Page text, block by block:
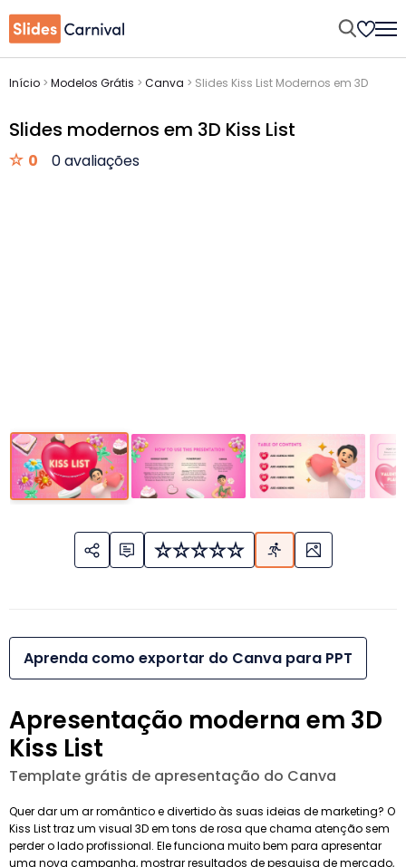
Início > Modelos Grátis > Canva > Slides Kiss List Modernos em 3D
Slides modernos em 3D Kiss List
0 0 avaliações
Aprenda como exportar do Canva para PPT
Apresentação moderna em 3D
Kiss List
Template grátis de apresentação do Canva
Quer dar um ar romântico e divertido às suas ideias de marketing? O
Kiss List traz um visual 3D em tons de rosa que chama atenção sem
perder o lado profissional. Ele funciona muito bem para apresentar
uma nova campanha, mostrar resultados de pesquisa de mercado,